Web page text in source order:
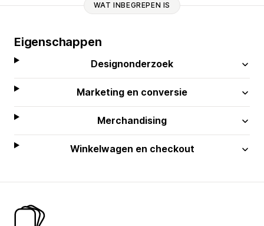
WAT INBEGREPEN IS
Eigenschappen
Designonderzoek
Marketing en conversie
Merchandising
Winkelwagen en checkout